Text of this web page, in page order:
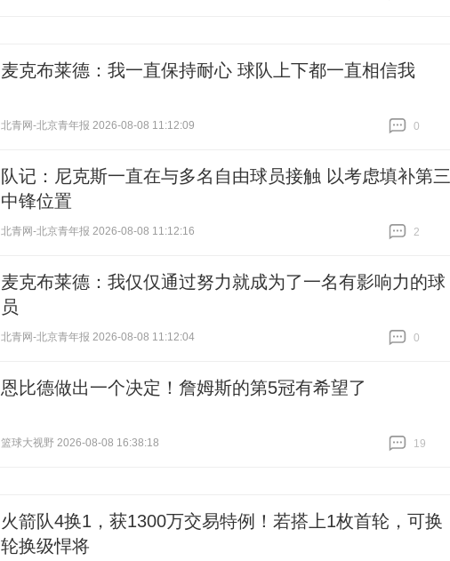
麦克布莱德：我一直保持耐心 球队上下都一直相信我
北青网-北京青年报 2026-08-08 11:12:09
0
队记：尼克斯一直在与多名自由球员接触 以考虑填补第三
中锋位置
北青网-北京青年报 2026-08-08 11:12:16
2
麦克布莱德：我仅仅通过努力就成为了一名有影响力的球
员
北青网-北京青年报 2026-08-08 11:12:04
0
恩比德做出一个决定！詹姆斯的第5冠有希望了
篮球大视野 2026-08-08 16:38:18
19
火箭队4换1，获1300万交易特例！若搭上1枚首轮，可换
轮换级悍将